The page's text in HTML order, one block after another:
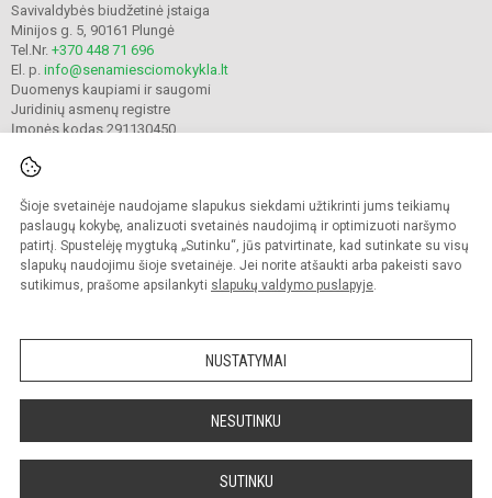
Šioje svetainėje naudojame slapukus siekdami užtikrinti jums teikiamų
paslaugų kokybę, analizuoti svetainės naudojimą ir optimizuoti naršymo
patirtį. Spustelėję mygtuką „Sutinku“, jūs patvirtinate, kad sutinkate su visų
slapukų naudojimu šioje svetainėje. Jei norite atšaukti arba pakeisti savo
sutikimus, prašome apsilankyti slapukų valdymo puslapyje.
NUSTATYMAI
NESUTINKU
SUTINKU
Savivaldybės biudžetinė įstaiga
Minijos g. 5, 90161 Plungė
Tel.Nr. +370 448 71 696
El. p. info@senamiesciomokykla.lt
Duomenys kaupiami ir saugomi
Juridinių asmenų registre
Įmonės kodas 291130450
© 2022. Plungės Senamiesčio mokykla. Visos teisės saugomos.
Kopijuoti turinį be raštiško gimnazijos sutikimo griežtai draudžiama.
Prieinamumo paraiška Slapukų valdymas
Sumanus būdas atnaujinti